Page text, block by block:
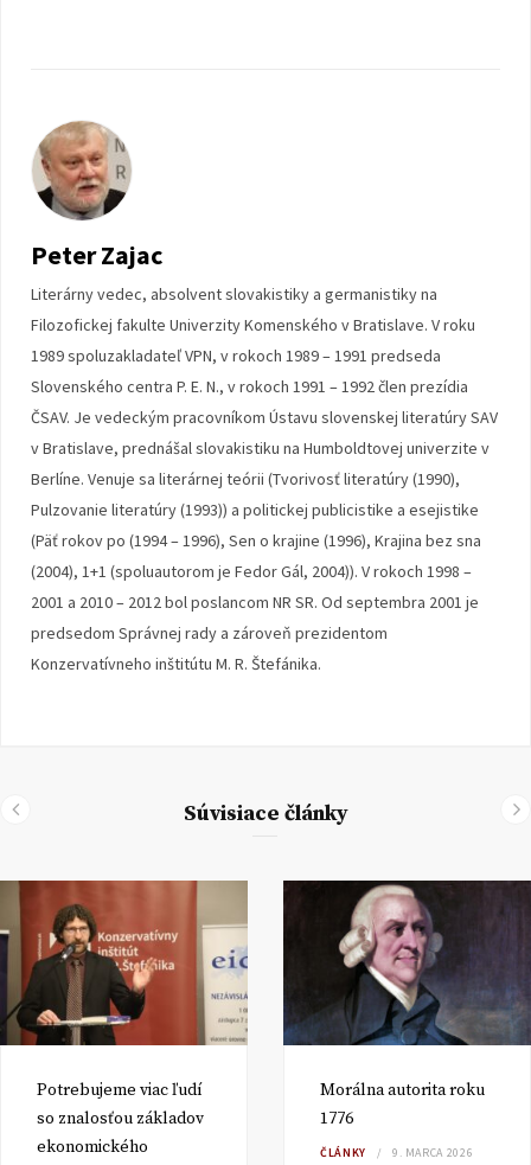
Peter Zajac
Literárny vedec, absolvent slovakistiky a germanistiky na
Filozofickej fakulte Univerzity Komenského v Bratislave. V roku
1989 spoluzakladateľ VPN, v rokoch 1989 – 1991 predseda
Slovenského centra P. E. N., v rokoch 1991 – 1992 člen prezídia
ČSAV. Je vedeckým pracovníkom Ústavu slovenskej literatúry SAV
v Bratislave, prednášal slovakistiku na Humboldtovej univerzite v
Berlíne. Venuje sa literárnej teórii (Tvorivosť literatúry (1990),
Pulzovanie literatúry (1993)) a politickej publicistike a esejistike
(Päť rokov po (1994 – 1996), Sen o krajine (1996), Krajina bez sna
(2004), 1+1 (spoluautorom je Fedor Gál, 2004)). V rokoch 1998 –
2001 a 2010 – 2012 bol poslancom NR SR. Od septembra 2001 je
predsedom Správnej rady a zároveň prezidentom
Konzervatívneho inštitútu M. R. Štefánika.
Súvisiace články
Potrebujeme viac ľudí
so znalosťou základov
ekonomického
Morálna autorita roku
1776
ČLÁNKY 9. MARCA 2026